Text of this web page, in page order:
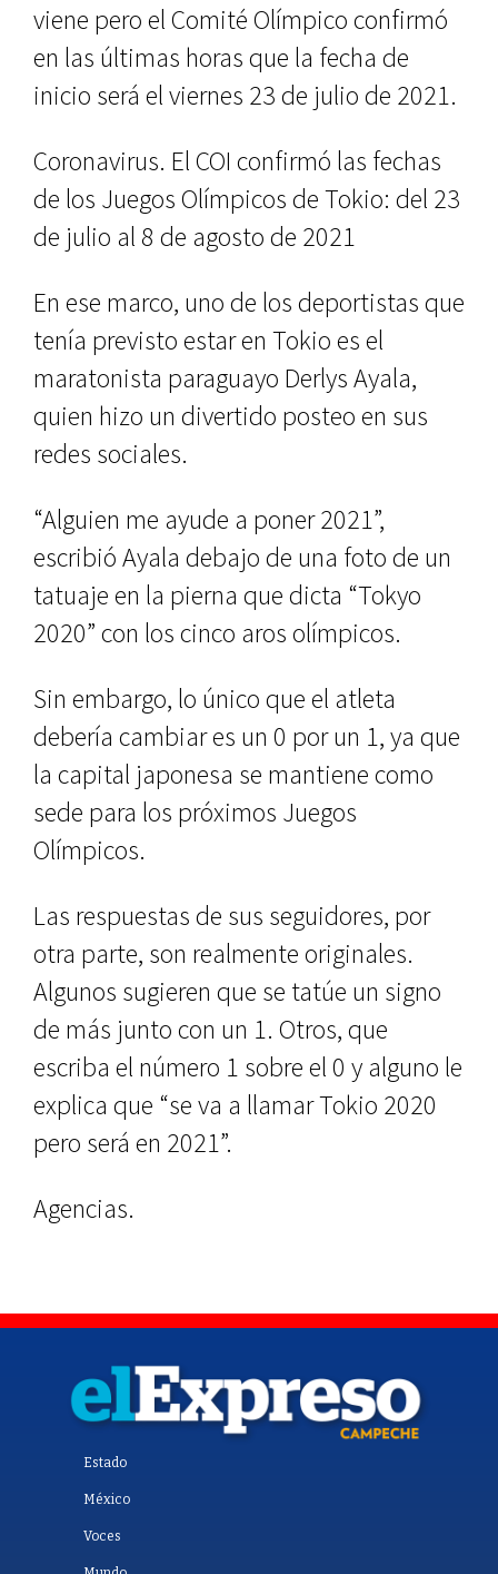
viene pero el Comité Olímpico confirmó
en las últimas horas que la fecha de
inicio será el viernes 23 de julio de 2021.
Coronavirus. El COI confirmó las fechas
de los Juegos Olímpicos de Tokio: del 23
de julio al 8 de agosto de 2021
En ese marco, uno de los deportistas que
tenía previsto estar en Tokio es el
maratonista paraguayo Derlys Ayala,
quien hizo un divertido posteo en sus
redes sociales.
“Alguien me ayude a poner 2021”,
escribió Ayala debajo de una foto de un
tatuaje en la pierna que dicta “Tokyo
2020” con los cinco aros olímpicos.
Sin embargo, lo único que el atleta
debería cambiar es un 0 por un 1, ya que
la capital japonesa se mantiene como
sede para los próximos Juegos
Olímpicos.
Las respuestas de sus seguidores, por
otra parte, son realmente originales.
Algunos sugieren que se tatúe un signo
de más junto con un 1. Otros, que
escriba el número 1 sobre el 0 y alguno le
explica que “se va a llamar Tokio 2020
pero será en 2021”.
Agencias.
Estado
México
Voces